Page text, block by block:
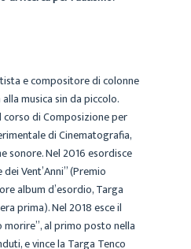
e compositore di colonne
musica sin da piccolo.
di Composizione per
di Cinematografia,
sonore. Nel 2016 esordisce
Vent’Anni” (Premio
album d’esordio, Targa
prima). Nel 2018 esce il
morire”, al primo posto nella
e vince la Targa Tenco